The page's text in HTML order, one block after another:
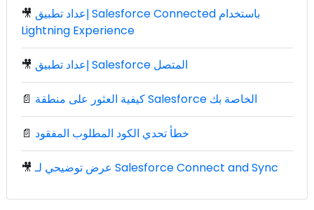
🎥 إعداد تطبيق Salesforce Connected باستخدام
Lightning Experience
🎥 إعداد تطبيق Salesforce المتصل
📄 كيفية العثور على منطقة Salesforce الخاصة بك
📄 خطأ تحدي الكود المطلوب المفقود
🎥 عرض توضيحي لـ Salesforce Connect and Sync